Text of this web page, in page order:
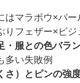
はマラボウ×パー
りフェザー×ビ
・服との色バラ
多い失敗例
さ）とピンの強